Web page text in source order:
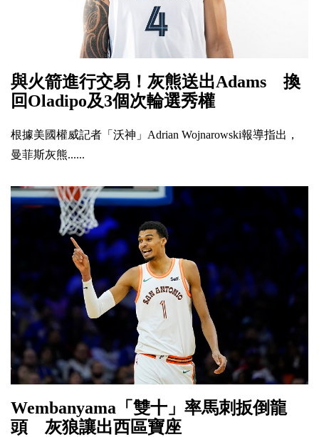
與火箭進行交易！灰熊送出Adams 換
回Oladipo及3個次輪選秀權
根據美國權威記者「沃神」Adrian Wojnarowski報導指出，
曼菲斯灰熊......
Wembanyama「雙十」率馬刺扳倒龍
頭 灰狼讓出西區寶座